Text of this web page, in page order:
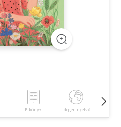
E-könyv Idegen nyelvű